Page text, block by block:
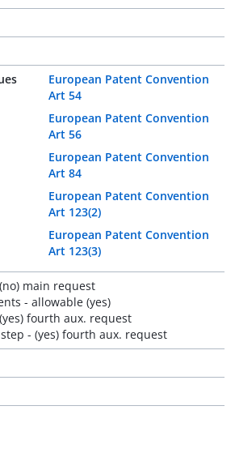
European Patent Convention
Art 54
European Patent Convention
Art 56
European Patent Convention
Art 84
European Patent Convention
Art 123(2)
European Patent Convention
Art 123(3)
main request
- allowable (yes)
fourth aux. request
- (yes) fourth aux. request